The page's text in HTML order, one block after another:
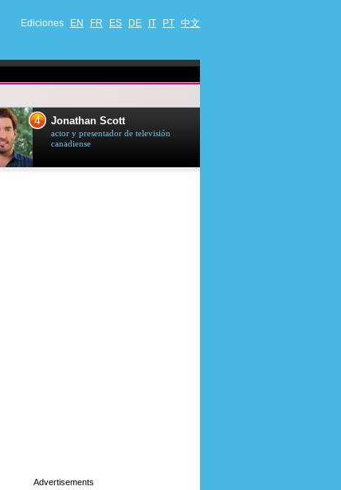
Ediciones EN FR ES DE IT PT 中文
4 Jonathan Scott
actor y presentador de televisión
canadiense